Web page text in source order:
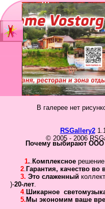
Главная
Шоу-группа
Видеостудия
Прайс
Контакты
Портфолио
Свадьбы
В галерее нет
RSGallery2
© 2005 - 2006
Почему выбирают ООО
1.. Комплексное
2. Гарантия, качество во
3. Это слаженный
)-20-лет.
4. Шикарное
5. Мы экономим ваше